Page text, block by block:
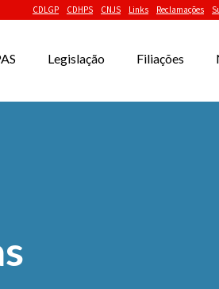
CDLGP CDHPS CNJS Links Reclamações
Legislação Filiações